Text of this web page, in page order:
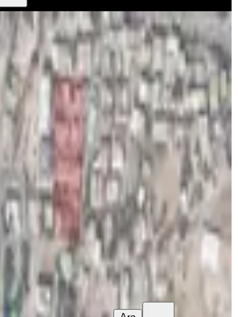
Doğanlarda 8 Adet 1+1
Satılık Arsa |
Bornova
· 81.633/m²· 18.07.2026
₺